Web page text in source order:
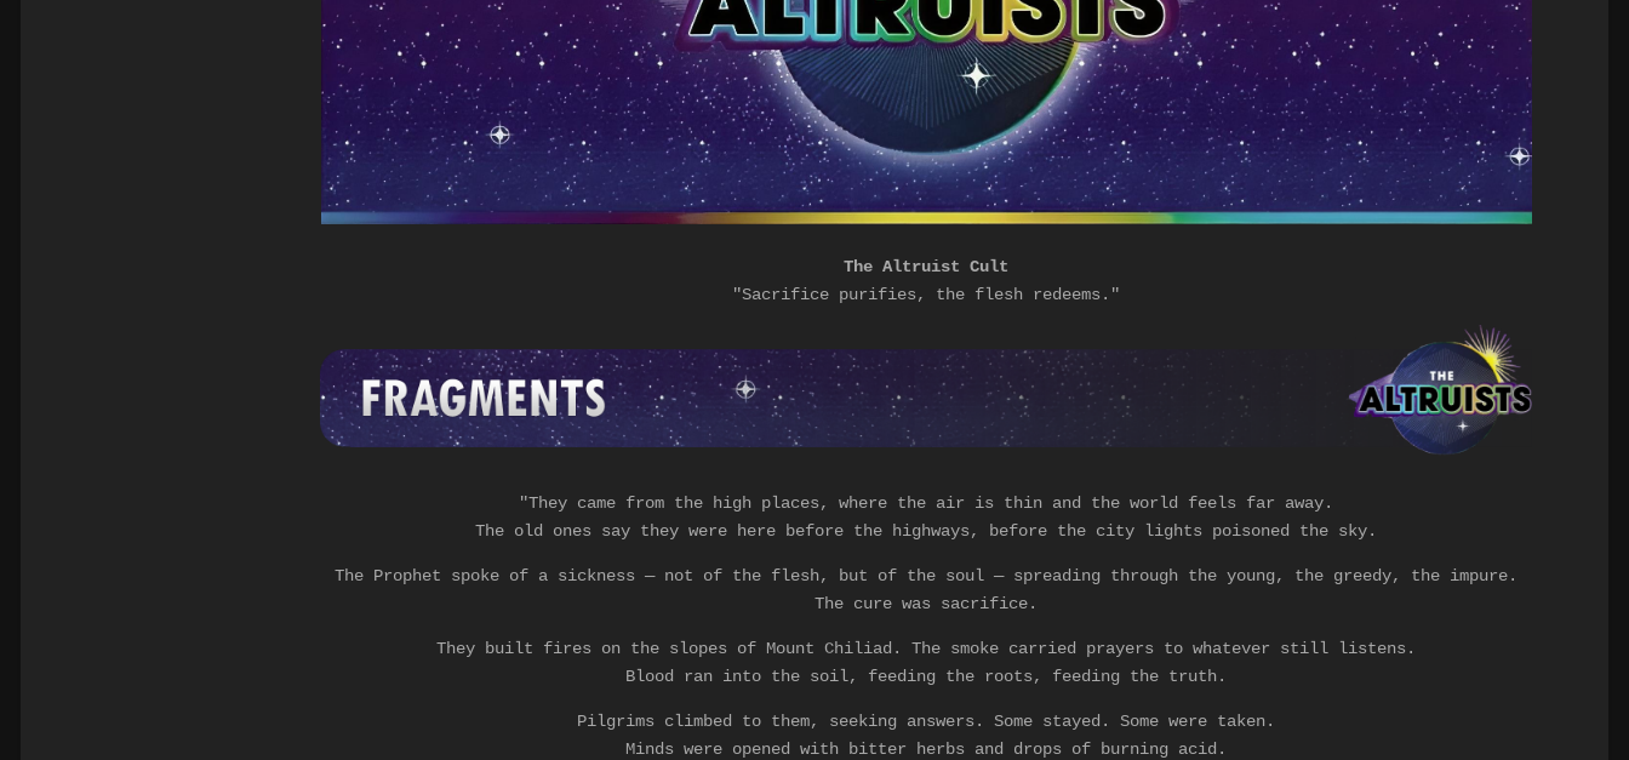
The Altruist Cult
"Sacrifice purifies, the flesh redeems."
"They came from the high places, where the air is thin and the world feels far away.
The old ones say they were here before the highways, before the city lights poisoned the sky.
The Prophet spoke of a sickness — not of the flesh, but of the soul — spreading through the young, the greedy, the impure.
The cure was sacrifice.
They built fires on the slopes of Mount Chiliad. The smoke carried prayers to whatever still listens.
Blood ran into the soil, feeding the roots, feeding the truth.
Pilgrims climbed to them, seeking answers. Some stayed. Some were taken.
Minds were opened with bitter herbs and drops of burning acid.